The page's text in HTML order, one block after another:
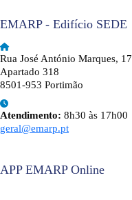
EMARP - Edifício SEDE
Rua José António Marques, 17
Apartado 318
8501-953 Portimão
Atendimento: 8h30 às 17h00
geral@emarp.pt
APP EMARP Online